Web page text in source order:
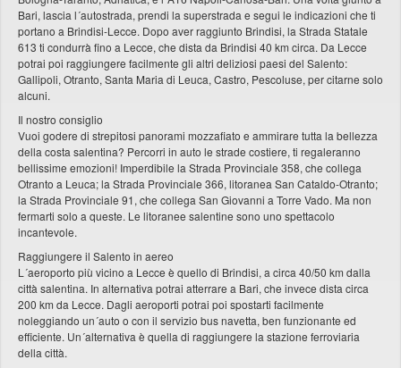
Bari, lascia l´autostrada, prendi la superstrada e segui le indicazioni che ti
portano a Brindisi-Lecce. Dopo aver raggiunto Brindisi, la Strada Statale
613 ti condurrà fino a Lecce, che dista da Brindisi 40 km circa. Da Lecce
potrai poi raggiungere facilmente gli altri deliziosi paesi del Salento:
Gallipoli, Otranto, Santa Maria di Leuca, Castro, Pescoluse, per citarne solo
alcuni.
Il nostro consiglio
Vuoi godere di strepitosi panorami mozzafiato e ammirare tutta la bellezza
della costa salentina? Percorri in auto le strade costiere, ti regaleranno
bellissime emozioni! Imperdibile la Strada Provinciale 358, che collega
Otranto a Leuca; la Strada Provinciale 366, litoranea San Cataldo-Otranto;
la Strada Provinciale 91, che collega San Giovanni a Torre Vado. Ma non
fermarti solo a queste. Le litoranee salentine sono uno spettacolo
incantevole.
Raggiungere il Salento in aereo
L´aeroporto più vicino a Lecce è quello di Brindisi, a circa 40/50 km dalla
città salentina. In alternativa potrai atterrare a Bari, che invece dista circa
200 km da Lecce. Dagli aeroporti potrai poi spostarti facilmente
noleggiando un´auto o con il servizio bus navetta, ben funzionante ed
efficiente. Un´alternativa è quella di raggiungere la stazione ferroviaria
della città.